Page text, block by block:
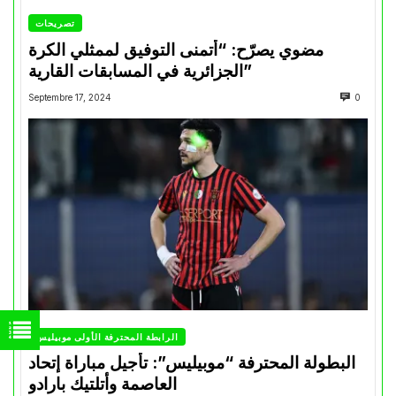
تصريحات
مضوي يصرّح: “أتمنى التوفيق لممثلي الكرة
الجزائرية في المسابقات القارية”
Septembre 17, 2024 0
الرابطة المحترفة الأولى موبيليس
البطولة المحترفة “موبيليس”: تأجيل مباراة إتحاد
العاصمة وأتلتيك بارادو